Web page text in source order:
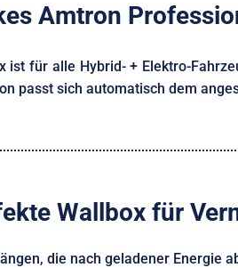
Amtron
ist für alle Hybrid- + Elektro-
passt sich automatisch dem
Wallbox für
die nach geladener Energie